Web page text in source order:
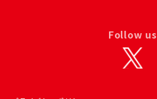
Follow us